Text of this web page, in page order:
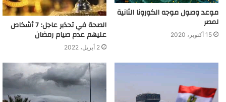
مصر تعلن رغبتها في تحويل نهر النيل وتوجه رسالة لإثيوبيا
موعد وصول موجه الكورونا الثانية
لمصر
15 أكتوبر، 2020
الصحة في تحذير عاجل: 7 أشخاص
عليهم عدم صيام رمضان
2 أبريل، 2022